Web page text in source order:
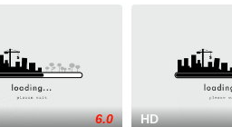
6.0 HD